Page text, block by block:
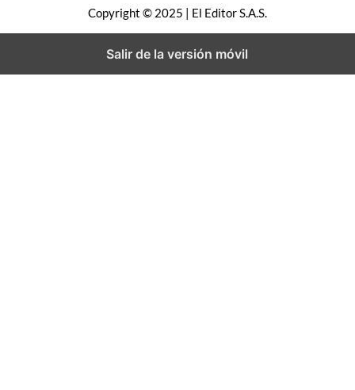
Copyright © 2025 | El Editor S.A.S.
Salir de la versión móvil